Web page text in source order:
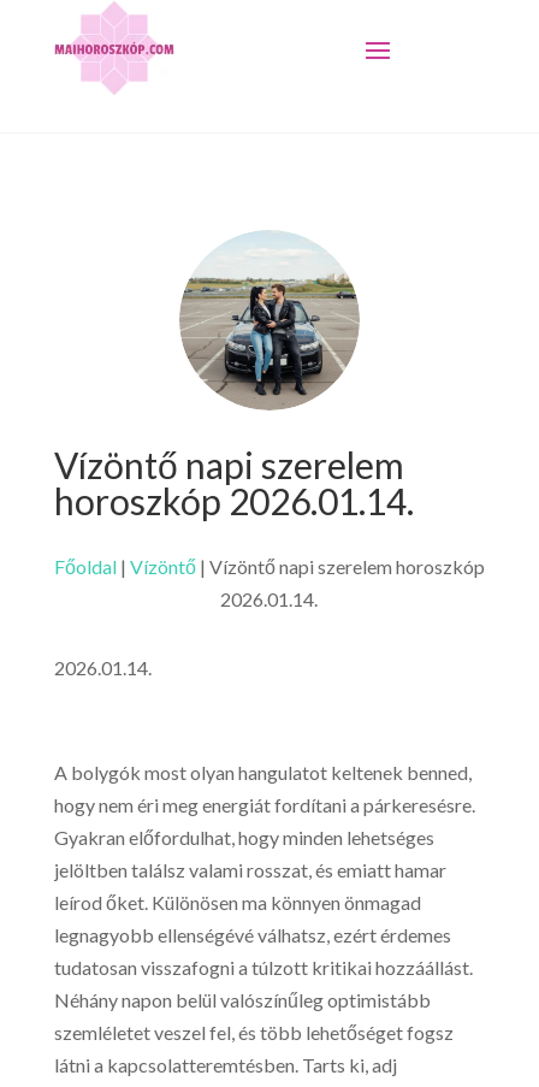
Vízöntő napi szerelem
horoszkóp 2026.01.14.
Főoldal| Vízöntő| Vízöntő napi szerelem horoszkóp
2026.01.14.
2026.01.14.
A bolygók most olyan hangulatot keltenek benned,
hogy nem éri meg energiát fordítani a párkeresésre.
Gyakran előfordulhat, hogy minden lehetséges
jelöltben találsz valami rosszat, és emiatt hamar
leírod őket. Különösen ma könnyen önmagad
legnagyobb ellenségévé válhatsz, ezért érdemes
tudatosan visszafogni a túlzott kritikai hozzáállást.
Néhány napon belül valószínűleg optimistább
szemléletet veszel fel, és több lehetőséget fogsz
látni a kapcsolatteremtésben. Tarts ki, adj